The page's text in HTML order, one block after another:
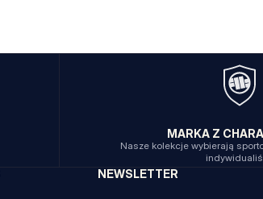
MARKA Z
Nasze kolekcje wybierają
NEWSLETTER